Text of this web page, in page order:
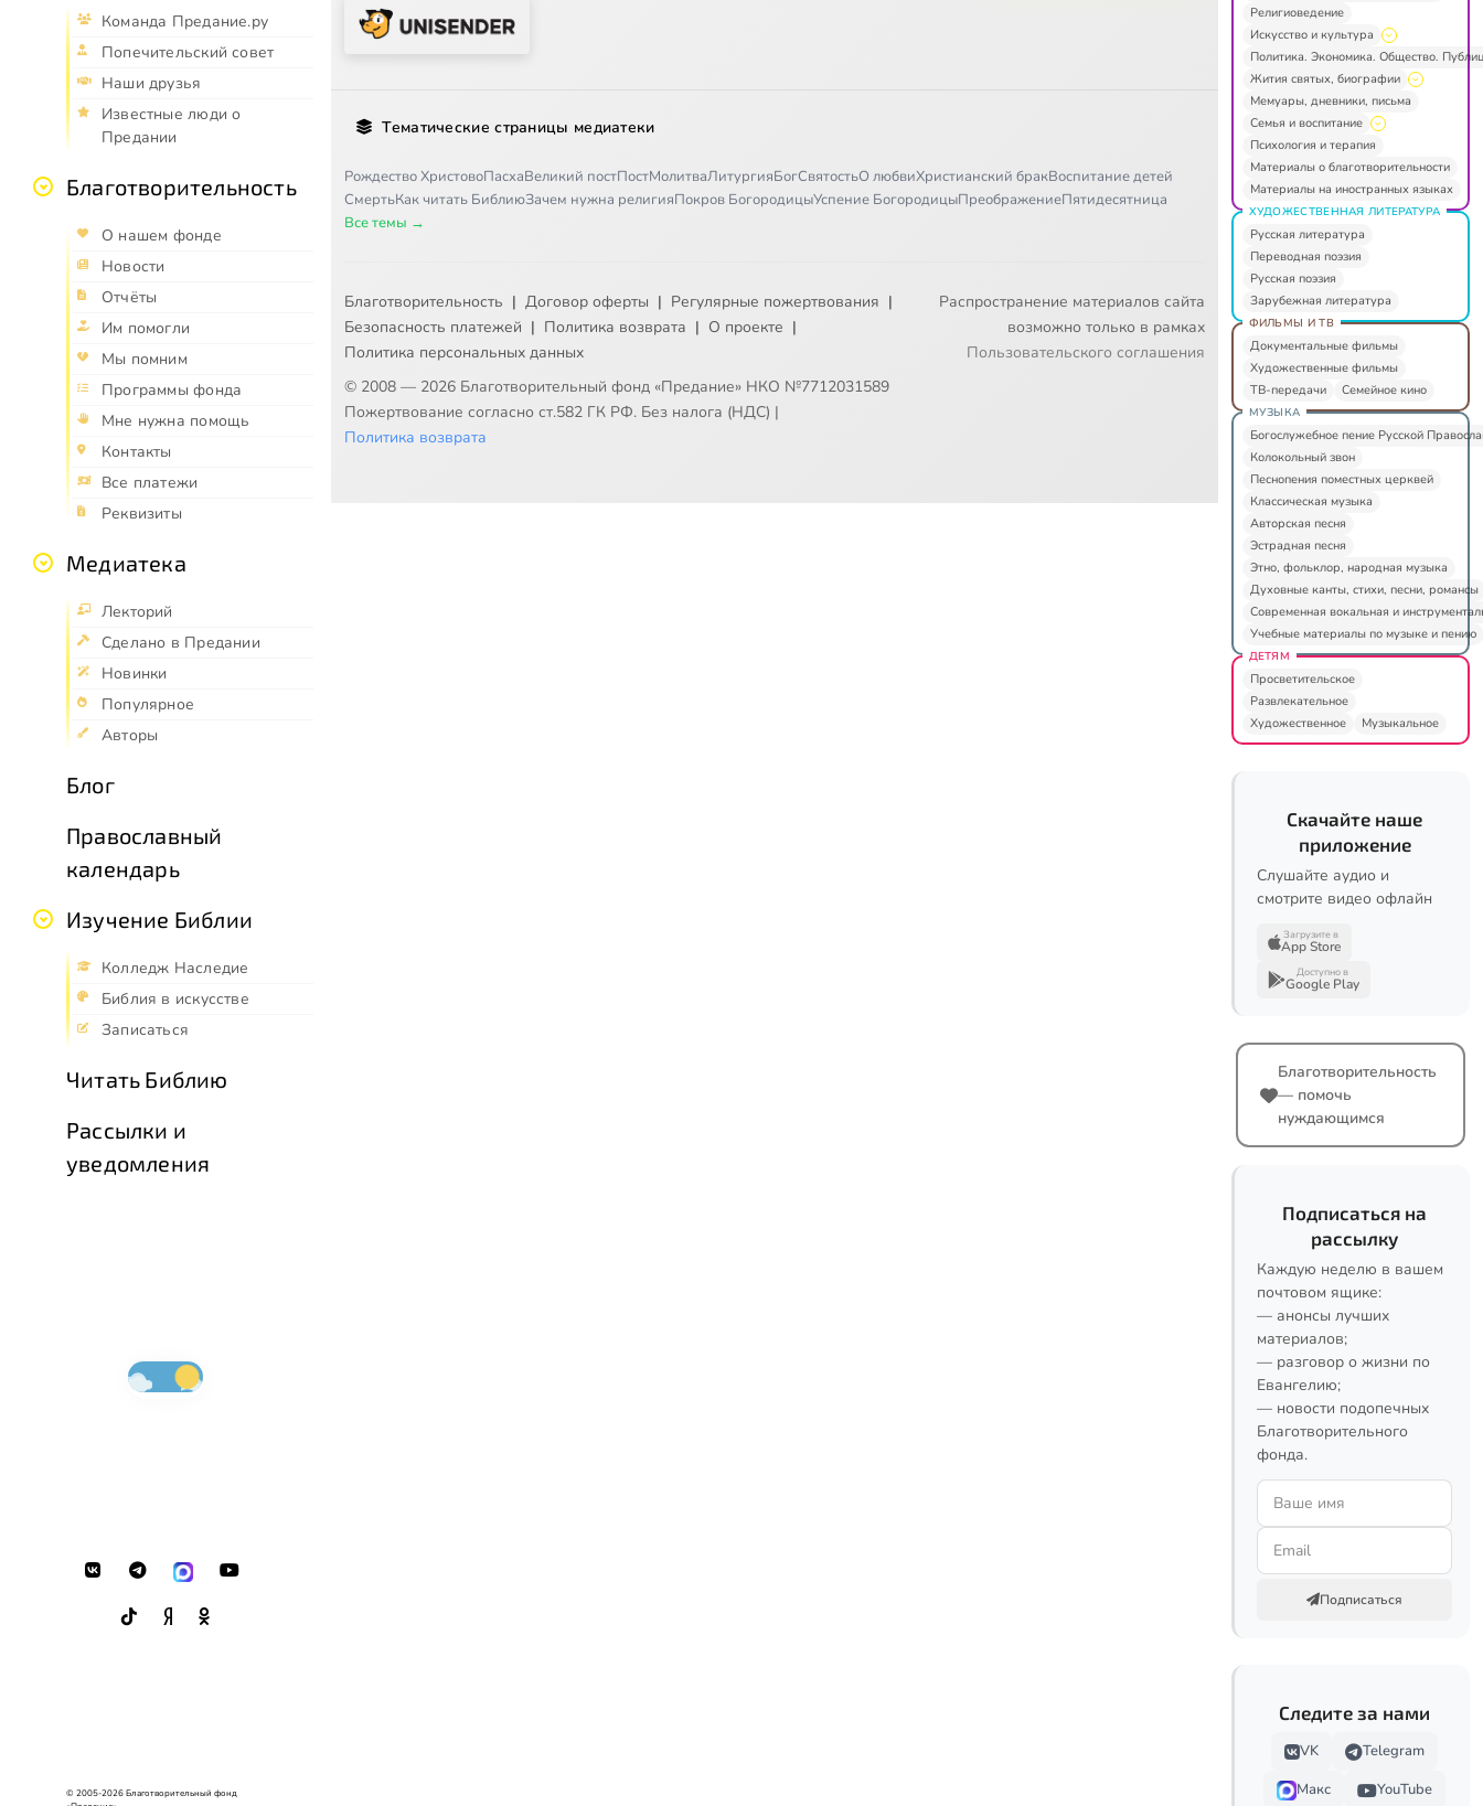
Команда Предание.ру
Попечительский совет
Наши друзья
Известные люди о
Предании
Благотворительность
О нашем фонде
Новости
Отчёты
Им помогли
Мы помним
Программы фонда
Мне нужна помощь
Контакты
Все платежи
Реквизиты
Медиатека
Лекторий
Сделано в Предании
Новинки
Популярное
Авторы
Блог
Православный
календарь
Изучение Библии
Колледж Наследие
Библия в искусстве
Записаться
Читать Библию
Рассылки и
уведомления
© 2005-2026 Благотворительный фонд
Тематические страницы медиатеки
Рождество ХристовоПасхаВеликий постПостМолитваЛитургияБогСвятостьО любвиХристианский бракВоспитание детей
СмертьКак читать БиблиюЗачем нужна религияПокров БогородицыУспение БогородицыПреображениеПятидесятница
Все темы →
Благотворительность | Договор оферты | Регулярные пожертвования |
Безопасность платежей | Политика возврата | О проекте |
Политика персональных данных
© 2008 — 2026 Благотворительный фонд «Предание» НКО №7712031589
Пожертвование согласно ст.582 ГК РФ. Без налога (НДС) |
Политика возврата
Распространение материалов сайта
возможно только в рамках
Пользовательского соглашения
Религиоведение
Искусство и культура
Политика. Экономика. Общество.
Жития святых, биографии
Мемуары, дневники, письма
Семья и воспитание
Психология и терапия
Материалы о благотворительности
Материалы на иностранных языках
ХУДОЖЕСТВЕННАЯ ЛИТЕРАТУРА
Русская литература
Переводная поэзия
Русская поэзия
Зарубежная литература
ФИЛЬМЫ И ТВ
Документальные фильмы
Художественные фильмы
ТВ-передачи
Семейное кино
МУЗЫКА
Богослужебное пение Русской
Колокольный звон
Песнопения поместных церквей
Классическая музыка
Авторская песня
Эстрадная песня
Этно, фольклор, народная музыка
Духовные канты, стихи, песни, романсы
Современная вокальная и
Учебные материалы по музыке и пению
ДЕТЯМ
Просветительское
Развлекательное
Художественное
Музыкальное
Скачайте наше
приложение
Слушайте аудио и
смотрите видео офлайн
Загрузите в
App Store
Доступно в
Google Play
Благотворительность
— помочь
нуждающимся
Подписаться на
рассылку
Каждую неделю в вашем
почтовом ящике:
— анонсы лучших
материалов;
— разговор о жизни по
Евангелию;
— новости подопечных
Благотворительного
фонда.
Подписаться
Следите за нами
VK
Telegram
Макс
YouTube